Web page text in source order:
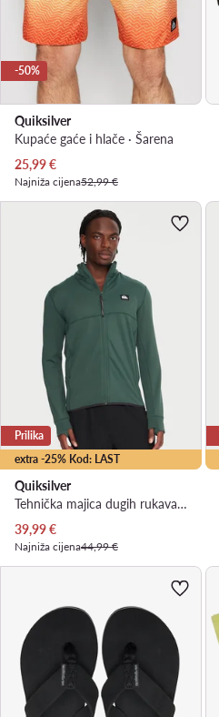
-50%
Quiksilver
Kupaće gaće i hlače · Šarena
Trenutna cijena
25,99€
Najniža cijena52,99 €
extra -25% Kod: LAST
Prilika
Quiksilver
Tehnička majica dugih rukava · Zelena
Trenutna cijena
39,99€
Najniža cijena44,99 €